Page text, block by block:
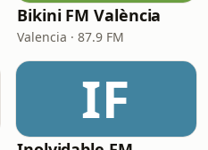
Bikini FM València
Valencia · 87.9 FM
IF